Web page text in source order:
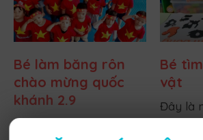
Bé làm băng rôn
chào mừng quốc
khánh 2.9
Hướng tới kỷ niệm 80
Bé
vật
Đây là